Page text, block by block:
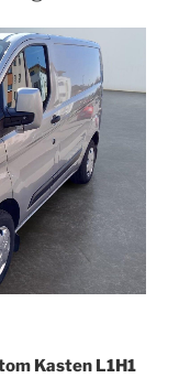
Kasten L1H1